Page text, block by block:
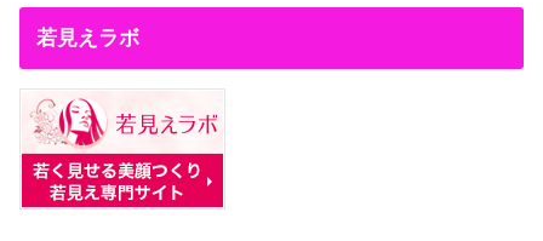
若見えラボ